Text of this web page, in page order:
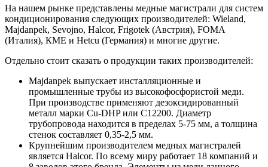
На нашем рынке представлены медные магистрали для систем
кондиционирования следующих производителей: Wieland,
Majdanpek, Sevojno, Halcor, Frigotek (Австрия), FOMA
(Италия), КМЕ и Hetcu (Германия) и многие другие.
Отдельно стоит сказать о продукции таких производителей:
Majdanpek выпускает инсталляционные и
промышленные трубы из высокофосфористой меди.
При производстве применяют дезоксидированный
металл марки Cu-DHP или С12200. Диаметр
трубопровода находится в пределах 5-75 мм, а толщина
стенок составляет 0,35-2,5 мм.
Крупнейшим производителем медных магистралей
является Halcor. По всему миру работает 18 компаний и